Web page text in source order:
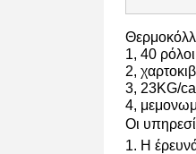
1, 40
2,
3, 23KG/
4,
Οι
1. Η